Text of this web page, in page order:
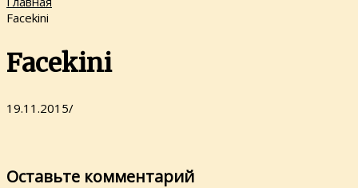
Facekini
Facekini
19.11.2015/
Оставьте комментарий